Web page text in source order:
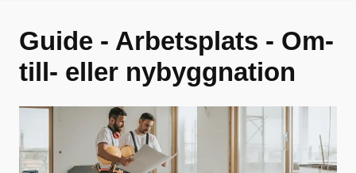
Guide - Arbetsplats - Om-
till- eller nybyggnation